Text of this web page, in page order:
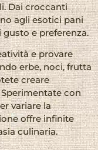
Dai croccanti
agli esotici pani
gusto e preferenza.
e provare
erbe, noci, frutta
creare
con
variare la
offre infinite
culinaria.